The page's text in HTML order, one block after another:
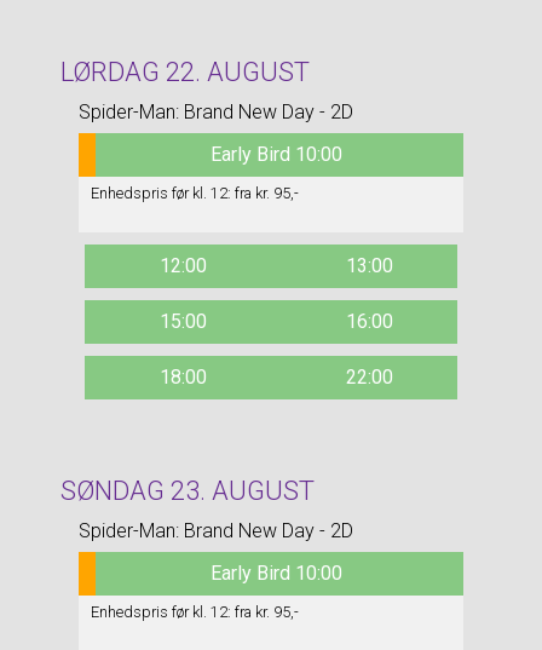
LØRDAG 22. AUGUST
Spider-Man: Brand New Day - 2D
Early Bird 10:00
Enhedspris før kl. 12: fra kr. 95,-
12:00 13:00
15:00 16:00
18:00 22:00
SØNDAG 23. AUGUST
Spider-Man: Brand New Day - 2D
Early Bird 10:00
Enhedspris før kl. 12: fra kr. 95,-